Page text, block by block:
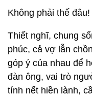
Không phải thế đâu!
Thiết nghĩ, chung
phúc, cả vợ lẫn
góp ý của nhau để
đàn ông, vai trò
tính nết hiền lành,